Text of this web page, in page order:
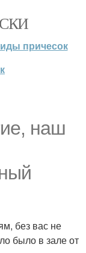
причесок
наш
без вас не
было в зале от